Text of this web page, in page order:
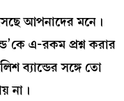
আপনাদের মনে।
এ-রকম প্রশ্ন করার
ব্যান্ডের সঙ্গে তো
না।